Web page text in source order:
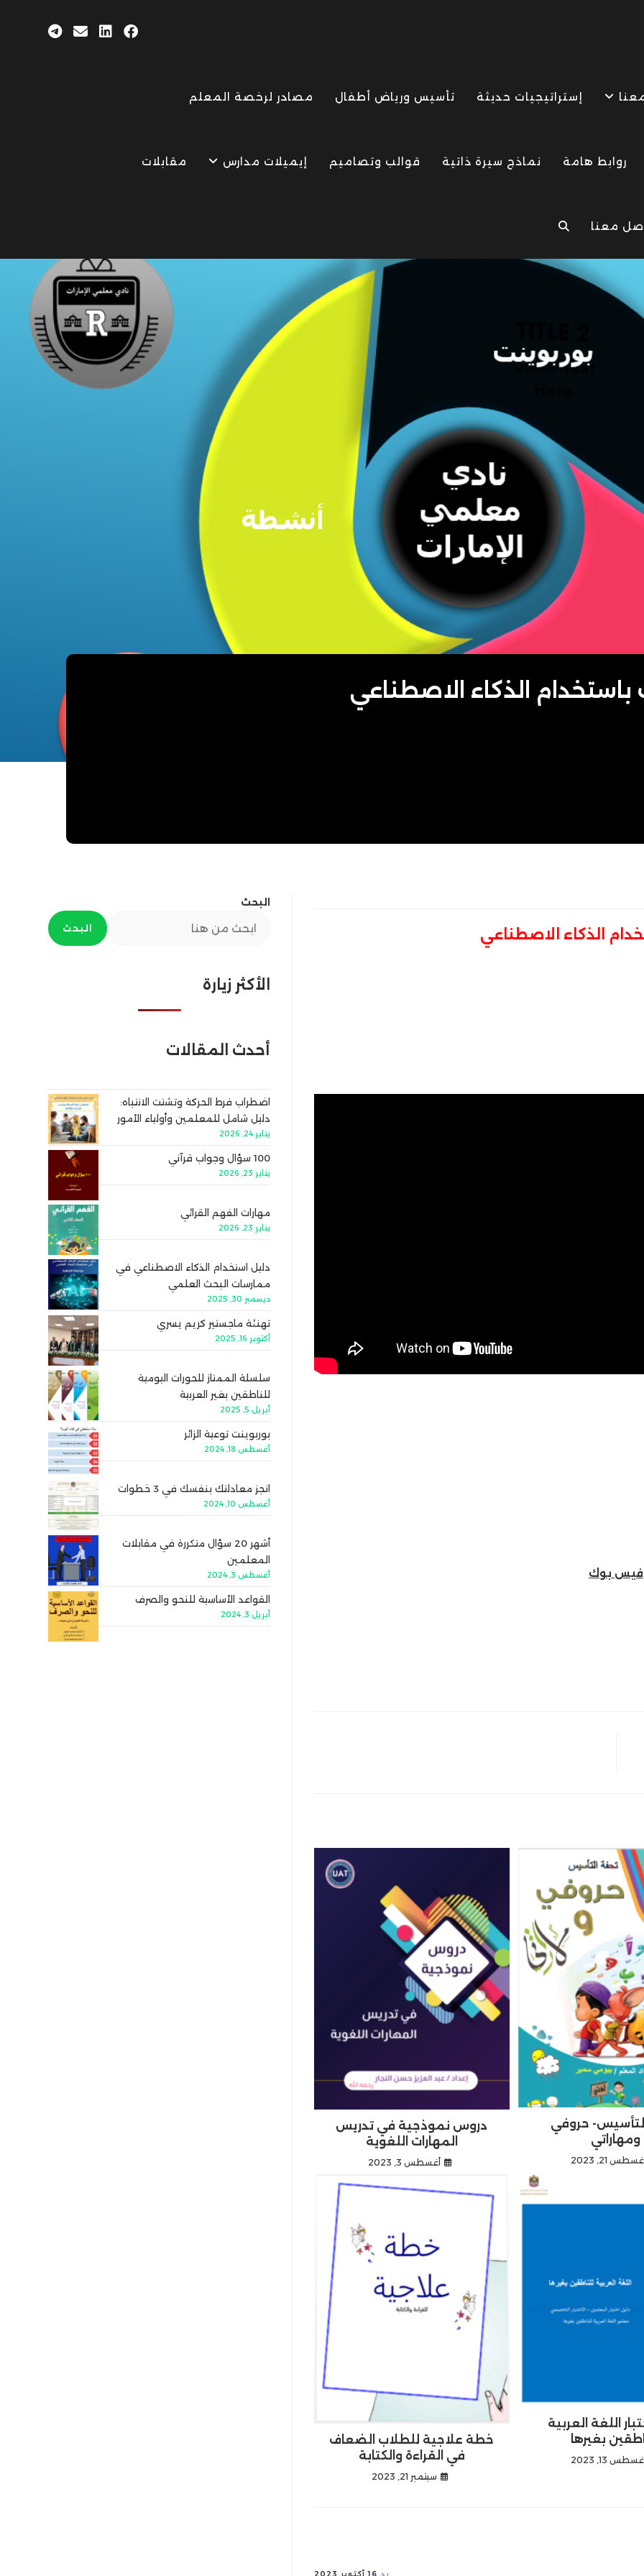
إستراتيجيات حديثة تأسيس ورياض أطفال مصادر لرخصة المعلم
روابط هامة نماذج سيرة ذاتية قوالب وتصاميم إيميلات مدارس مقابلات
معنا TOGGLE
SEARCH
باستخدام الذكاء الاصطناعي
الذكاء الاصطناعي
فيس بوك
دروس نموذجية في تدريس
المهارات اللغوية
أغسطس 3, 2023
حروفي
ومهاراتي
21, 2023
خطة علاجية للطلاب الضعاف
في القراءة والكتابة
سبتمبر 21, 2023
اللغة العربية
بغيرها
13, 2023
البحث
البحث
الأكثر زيارة
أحدث المقالات
اضطراب فرط الحركة وتشتت الانتباه:
دليل شامل للمعلمين وأولياء الأمور
يناير 24, 2026
100 سؤال وجواب قرآني
يناير 23, 2026
مهارات الفهم القرائي
يناير 23, 2026
دليل استخدام الذكاء الاصطناعي في
ممارسات البحث العلمي
ديسمبر 30, 2025
تهنئة ماجستير كريم يسري
أكتوبر 16, 2025
سلسلة الممتاز للحورات اليومية
للناطقين بغير العربية
أبريل 5, 2025
بوربوينت توعية الزائر
أغسطس 18, 2024
انجز معادلتك بنفسك في 3 خطوات
أغسطس 10, 2024
أشهر 20 سؤال متكررة في مقابلات
المعلمين
أغسطس 3, 2024
القواعد الأساسية للنحو والصرف
أبريل 3, 2024